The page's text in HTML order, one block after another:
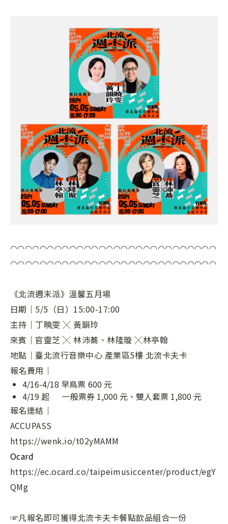
◠◠◠◠◠◠◠◠◠◠◠◠◠◠◠◠◠◠◠◠◠◠◠◠◠◠◠◠
◠◠◠◠◠◠◠◠◠◠◠◠◠◠◠◠◠◠◠◠◠◠◠◠◠◠◠◠
《北流週末派》溫馨五月場
日期｜5/5（日）15:00-17:00
主持｜丁曉雯 ╳ 黃韻玲
來賓｜官靈芝 ╳ 林沛蕎、林隆璇 ╳林亭翰
地點｜臺北流行音樂中心 產業區5樓 北流卡夫卡
報名費用｜
4/16-4/18 早鳥票 600 元
4/19 起 一般票券 1,000 元、雙人套票 1,800 元
報名連結｜
ACCUPASS
https://wenk.io/t02yMAMM
Ocard
https://ec.ocard.co/taipeimusiccenter/product/egY
QMg
☞凡報名即可獲得北流卡夫卡餐點飲品組合一份